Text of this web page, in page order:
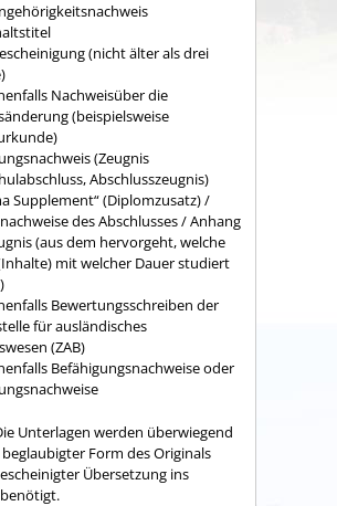
(nicht älter als drei
Nachweisüber die
(beispielsweise
(Zeugnis
Abschlusszeugnis)
Supplement“ (Diplomzusatz) /
des Abschlusses / Anhang
(aus dem hervorgeht, welche
mit welcher Dauer studiert
Bewertungsschreiben der
für ausländisches
(ZAB)
Befähigungsnachweise oder
Unterlagen werden überwiegend
Form des Originals
Übersetzung ins